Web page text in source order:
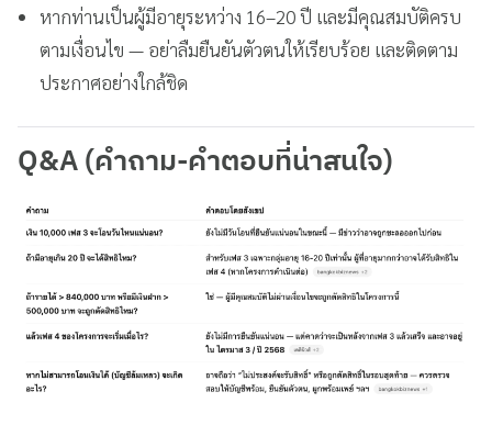
หากท่านเป็นผู้มีอายุระหว่าง 16–20 ปี และมีคุณสมบัติครบ
ตามเงื่อนไข — อย่าลืมยืนยันตัวตนให้เรียบร้อย และติดตาม
ประกาศอย่างใกล้ชิด
Q&A (คำถาม-คำตอบที่น่าสนใจ)